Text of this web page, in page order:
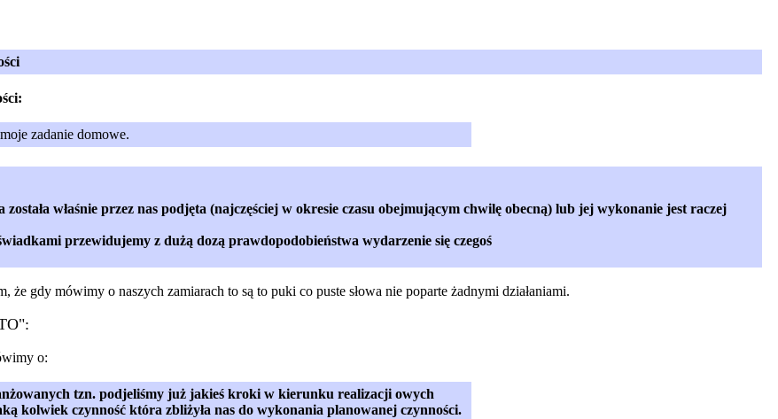
zadanie domowe.
właśnie przez nas podjęta (najczęściej w okresie czasu obejmującym chwilę obecną) lub jej wykonanie jest raczej
przewidujemy z dużą dozą prawdopodobieństwa wydarzenie się czegoś
gdy mówimy o naszych zamiarach to są to puki co puste słowa nie poparte żadnymi działaniami.
o:
tzn. podjeliśmy już jakieś kroki w kierunku realizacji owych
kolwiek czynność która zbliżyła nas do wykonania planowanej czynności.